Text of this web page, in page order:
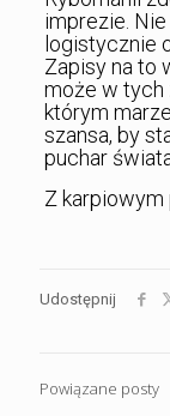
imprezie.
logistycznie
Zapisy na to
może w tych
którym
szansa, by
puchar
Z karpiowym
Udostępnij
Powiązane posty